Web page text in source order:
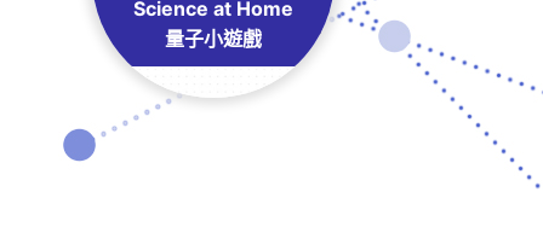
Science at Home
量子小遊戲